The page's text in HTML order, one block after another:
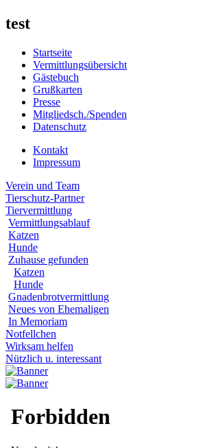
test
Startseite
Vermittlungsübersicht
Gästebuch
Grußkarten
Presse
Mitgliedsch./Spenden
Datenschutz
Kontakt
Impressum
Verein und Team
Tierschutz-Partner
Tiervermittlung
Vermittlungsablauf
Katzen
Hunde
Zuhause gefunden
Katzen
Hunde
Gnadenbrotvermittlung
Neues von Ehemaligen
In Memoriam
Notfellchen
Wirksam helfen
Nützlich u. interessant